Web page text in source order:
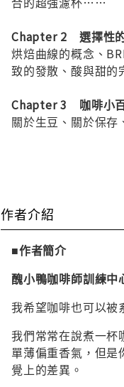
Chapter 2 選擇性
烘焙曲線的概念、
致的發散、酸與甜
Chapter 3 咖啡小
關於生豆、關於保
作者介紹
■作者簡介
醜小鴨咖啡師訓練
我希望咖啡也可以被
我們常常在說煮一杯
單薄偏重香氣，但
覺上的差異。